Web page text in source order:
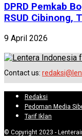
DPRD Pemkab
RSUD Cibinong,
9 April 2026
Contact us:
Redaksi
Pedoman Media
Tarif Iklan
© Copyright 2023 -